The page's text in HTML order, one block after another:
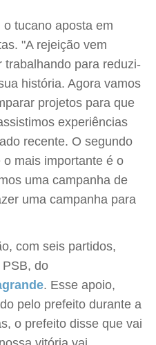
tucano aposta em
"A rejeição vem
trabalhando para reduzi-
história. Agora vamos
projetos para que
experiências
recente. O segundo
mais importante é o
uma campanha de
uma campanha para
com seis partidos,
do
. Esse apoio,
pelo prefeito durante a
o prefeito disse que vai